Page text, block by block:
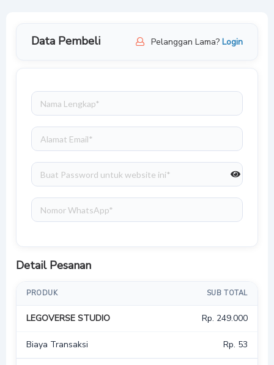
Data Pembeli Pelanggan Lama? Login
Detail Pesanan
PRODUK SUB TOTAL
LEGOVERSE STUDIO Rp. 249.000
Biaya Transaksi Rp. 53